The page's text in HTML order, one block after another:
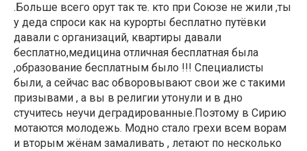
.Больше всего орут так те. кто при Союзе не жили ,ты
у деда спроси как на курорты бесплатно путёвки
давали с организаций, квартиры давали
бесплатно,медицина отличная бесплатная была
,образование бесплатным было !!! Специалисты
были, а сейчас вас обворовывают свои же с такими
призывами , а вы в религии утонули и в дно
стучитесь неучи деградированные.Поэтому в Сирию
мотаются молодежь. Модно стало грехи всем ворам
и вторым жёнам замаливать , летают по несколько